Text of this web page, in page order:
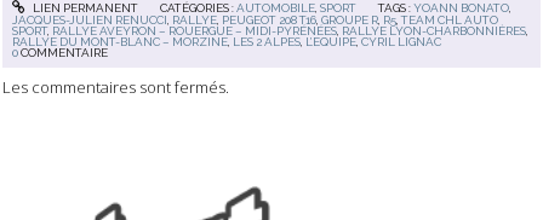
LIEN PERMANENT CATÉGORIES :AUTOMOBILE, SPORT TAGS :YOANN BONATO
JACQUES-JULIEN RENUCCI RALLYE PEUGEOT 208 T16 ,GROUPE R R5 ,TEAM CHL AUTO
SPORT, RALLYE AVEYRON – ROUERGUE – MIDI-PYRÉNÉES RALLYE LYON-CHARBONNIÈRES
RALLYE DU MONT-BLANC – MORZINE LES 2 ALPES L’EQUIPE ,CYRIL LIGNAC
0COMMENTAIRE
Les commentaires sont fermés.